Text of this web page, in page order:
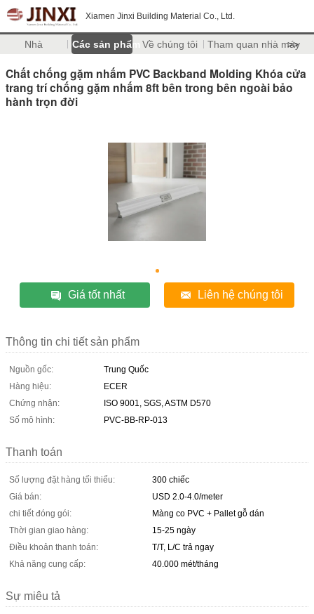
Xiamen Jinxi Building Material Co., Ltd.
Nhà Các sản phẩm Về chúng tôi Tham quan nhà máy
>>
Chất chống gặm nhấm PVC Backband Molding Khóa cửa
trang trí chống gặm nhấm 8ft bên trong bên ngoài bảo
hành trọn đời
Giá tốt nhất Liên hệ chúng tôi
Thông tin chi tiết sản phẩm
Nguồn gốc:
Trung Quốc
Hàng hiệu:
ECER
Chứng nhận:
ISO 9001, SGS, ASTM D570
Số mô hình:
PVC-BB-RP-013
Thanh toán
Số lượng đặt hàng tối thiểu:
300 chiếc
Giá bán:
USD 2.0-4.0/meter
chi tiết đóng gói:
Màng co PVC + Pallet gỗ dán
Thời gian giao hàng:
15-25 ngày
Điều khoản thanh toán:
T/T, L/C trả ngay
Khả năng cung cấp:
40.000 mét/tháng
Sự miêu tả